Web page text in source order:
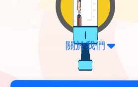
關於我們